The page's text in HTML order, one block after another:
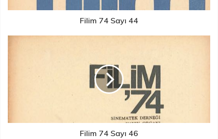
Filim 74 Sayı 44
Filim 74 Sayı 46